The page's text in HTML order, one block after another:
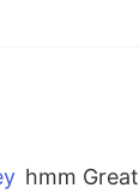
한국어
hmm Great